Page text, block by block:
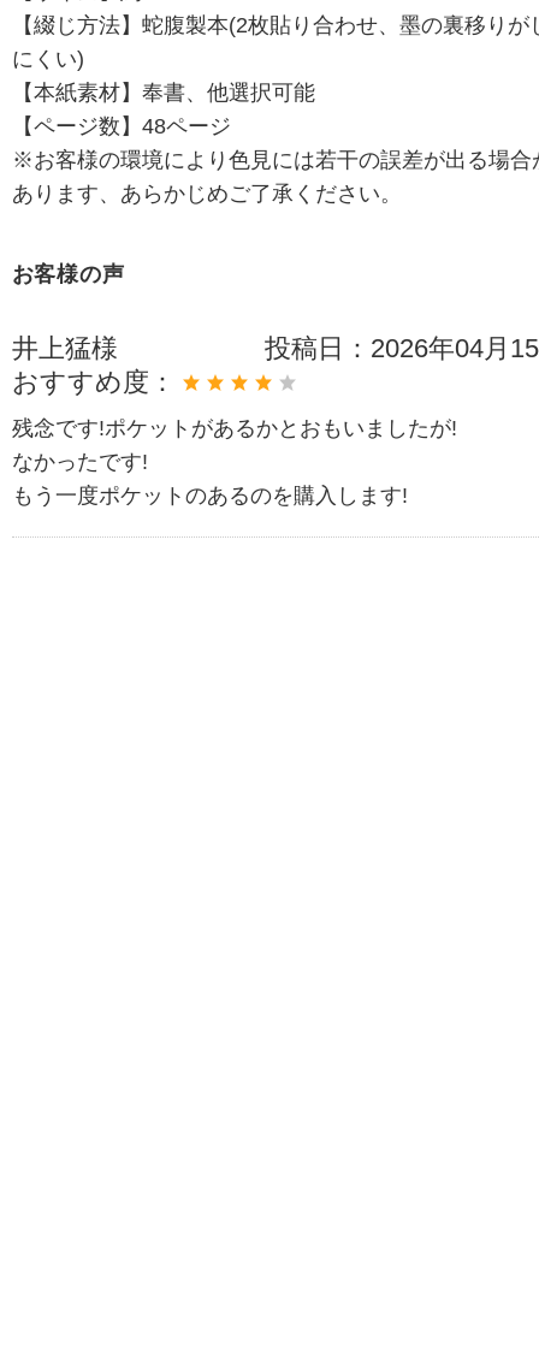
【綴じ方法】蛇腹製本(2枚貼り合わせ、墨の裏移りが
にくい)
【本紙素材】奉書、他選択可能
【ページ数】48ページ
※お客様の環境により色見には若干の誤差が出る場合
あります、あらかじめご了承ください。
お客様の声
井上猛様 投稿日： 2026年04月
おすすめ度：
残念です!ポケットがあるかとおもいましたが!
なかったです!
もう一度ポケットのあるのを購入します!